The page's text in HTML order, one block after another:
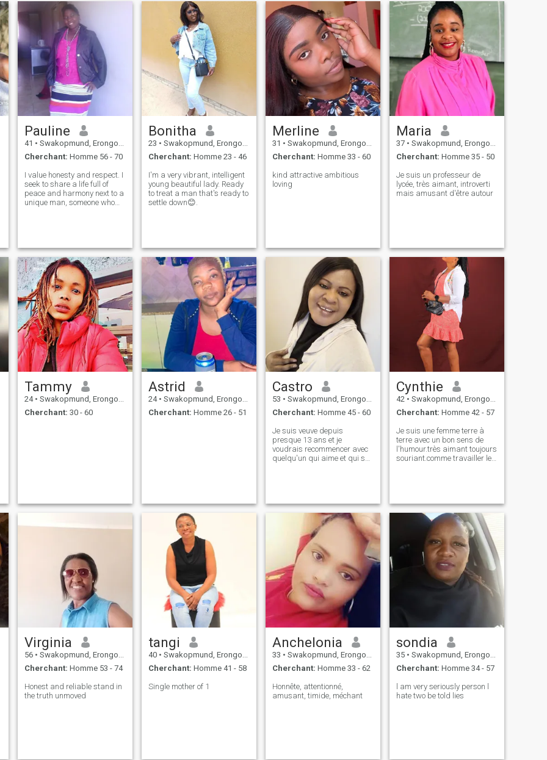
je ne me soucie pas de la
distance car le plus
longtemps nous aurons
toujours une bonne
communication.
dans l'espoir de rencontrer
quelqu'un de spécial pour
construire une relation
amoureuse et durable.
disponible à tout moment et
nous pouvons appeler par
vidéo autant que nous le
pouvons afin d'être en
mesure de mieux se
connaître.
Pauline
41 • Swakopmund, Erongo, Namibie
Cherchant: Homme 56 - 70
I value honesty and respect. I
seek to share a life full of
peace and harmony next to a
unique man, someone who
light candles fill my bat
Bonitha
23 • Swakopmund, Erongo, Namibie
Cherchant: Homme 23 - 46
I'm a very vibrant, intelligent
young beautiful lady. Ready
to treat a man that's ready to
settle down😊.
Merline
31 • Swakopmund, Erongo, Namibie
Cherchant: Homme 33 - 60
kind attractive ambitious
loving
Maria
37 • Swakopmund, Erongo, Namibie
Cherchant: Homme 35 - 50
Je suis un professeur de
lycée, très aimant, introverti
mais amusant d'être autour
Tammy
24 • Swakopmund, Erongo, Namibie
Cherchant: 30 - 60
Astrid
24 • Swakopmund, Erongo, Namibie
Cherchant: Homme 26 - 51
Castro
53 • Swakopmund, Erongo, Namibie
Cherchant: Homme 45 - 60
Je suis veuve depuis
presque 13 ans et je
voudrais recommencer avec
quelqu'un qui aime et qui se
Cynthie
42 • Swakopmund, Erongo, Namibie
Cherchant: Homme 42 - 57
Je suis une femme terre à
terre avec un bon sens de
l'humour.très aimant toujours
souriant.comme travailler le
Virginia
56 • Swakopmund, Erongo, Namibie
Cherchant: Homme 53 - 74
Honest and reliable stand in
the truth unmoved
tangi
40 • Swakopmund, Erongo, Namibie
Cherchant: Homme 41 - 58
Single mother of 1
Anchelonia
33 • Swakopmund, Erongo, Namibie
Cherchant: Homme 33 - 62
Honnête, attentionné,
amusant, timide, méchant
sondia
35 • Swakopmund, Erongo, Namibie
Cherchant: Homme 34 - 57
l am very seriously person l
hate two be told lies